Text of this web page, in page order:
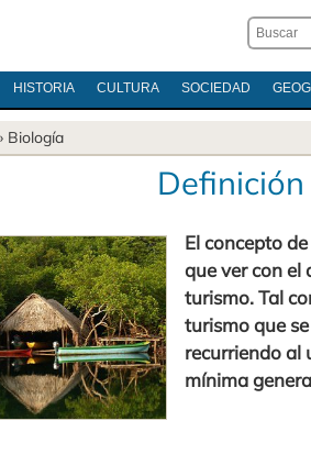
HISTORIA CULTURA SOCIEDAD
Biología
El concepto
que ver con el
turismo. Tal
turismo que
recurriendo al
mínima